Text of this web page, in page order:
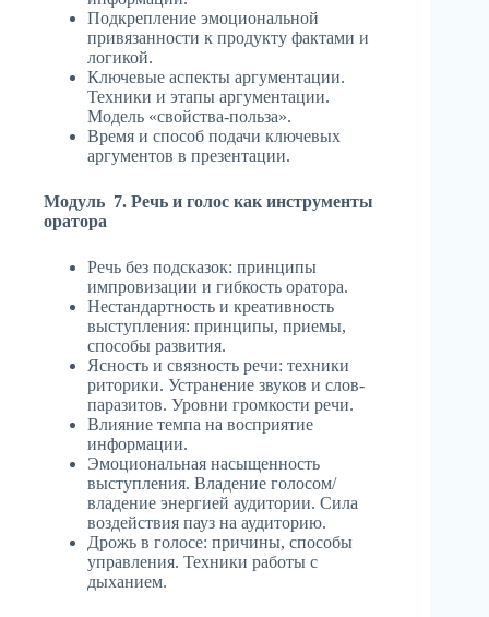
Подкрепление эмоциональной
привязанности к продукту фактами и
логикой.
Ключевые аспекты аргументации.
Техники и этапы аргументации.
Модель «свойства-польза».
Время и способ подачи ключевых
аргументов в презентации.
Модуль 7. Речь и голос как инструменты
оратора
Речь без подсказок: принципы
импровизации и гибкость оратора.
Нестандартность и креативность
выступления: принципы, приемы,
способы развития.
Ясность и связность речи: техники
риторики. Устранение звуков и слов-
паразитов. Уровни громкости речи.
Влияние темпа на восприятие
информации.
Эмоциональная насыщенность
выступления. Владение голосом/
владение энергией аудитории. Сила
воздействия пауз на аудиторию.
Дрожь в голосе: причины, способы
управления. Техники работы с
дыханием.